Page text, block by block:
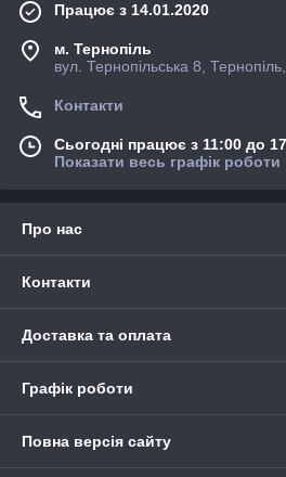
Працює з 14.01.2020
м. Тернопіль
вул. Тернопільська 8,
Контакти
Сьогодні працює з 11:00 до
Показати весь графік роботи
Про нас
Контакти
Доставка та оплата
Графік роботи
Повна версія сайту